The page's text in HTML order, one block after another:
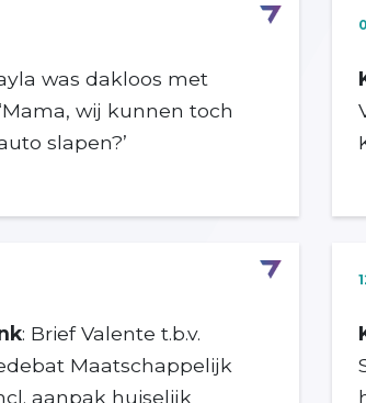
was dakloos met
wij kunnen toch
slapen?’
: Brief Valente t.b.v.
Maatschappelijk
aanpak huiselijk